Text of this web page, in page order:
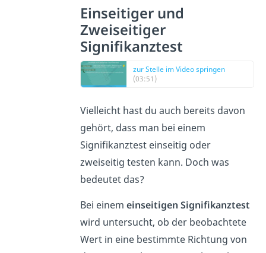
Einseitiger und
Zweiseitiger
Signifikanztest
zur Stelle im Video springen
(03:51)
Vielleicht hast du auch bereits davon
gehört, dass man bei einem
Signifikanztest einseitig oder
zweiseitig testen kann. Doch was
bedeutet das?
Bei einem einseitigen Signifikanztest
wird untersucht, ob der beobachtete
Wert in eine bestimmte Richtung von